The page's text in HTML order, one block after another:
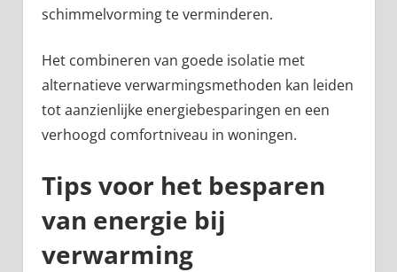
schimmelvorming te verminderen.
Het combineren van goede isolatie met
alternatieve verwarmingsmethoden kan leiden
tot aanzienlijke energiebesparingen en een
verhoogd comfortniveau in woningen.
Tips voor het besparen
van energie bij
verwarming